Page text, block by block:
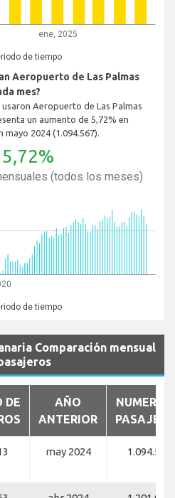
ene, 2025
de tiempo
Aeropuerto de Las Palmas
mes?
Aeropuerto de Las Palmas
un aumento de 5,72% en
2024 (1.094.567).
5,72%
(todos los meses)
de tiempo
Comparación mensual
DE
AÑO
ANTERIOR
NUMERO
may 2024 1.094.567